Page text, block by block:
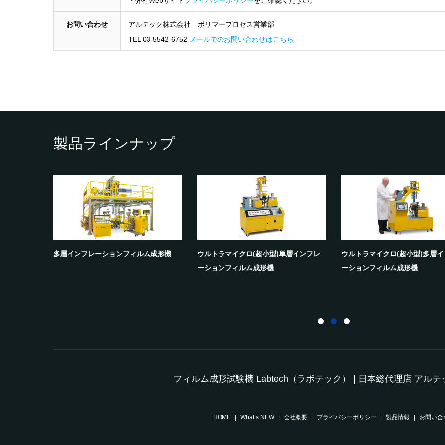
お問い合わせ
アルテック株式会社 ポリマープロセス営業部
TEL 03-5542-6752 メールでのお問い合わせはこちら
製品ラインナップ
多層インフレーションフィルム成形機
ウルトラマイクロ(超小型)単層インフレ
ーションフィルム成形機
ウルトラマイクロ(超小型)多層
ーションフィルム成形機
フィルム成形試験機 Labtech（ラボテック） | 日本総代理店 アルテ
HOME What’s NEW 会社概要 プライバシーポリシー 製品情報 お問い合